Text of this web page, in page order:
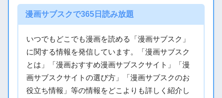
漫画サブスクで365日読み放題
いつでもどこでも漫画を読める「漫画サブスク」
に関する情報を発信しています。「漫画サブスク
とは」「漫画おすすめ漫画サブスクサイト」「漫
画サブスクサイトの選び方」「漫画サブスクのお
役立ち情報」等の情報をどこよりも詳しく紹介し